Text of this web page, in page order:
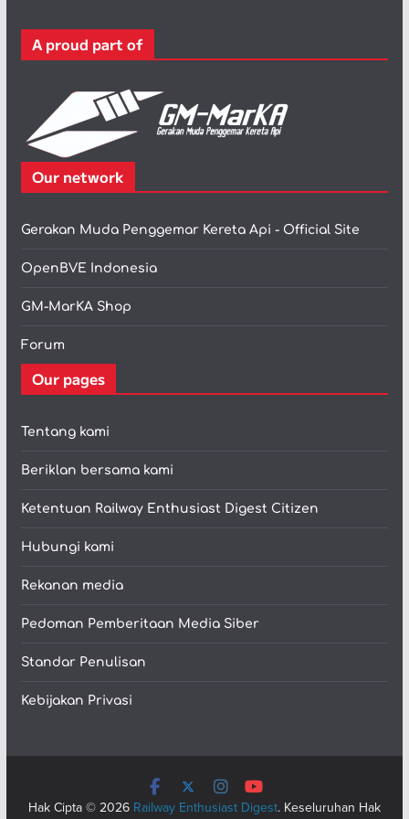
r
A proud part of
Our network
Gerakan Muda Penggemar Kereta Api - Official Site
OpenBVE Indonesia
GM-MarKA Shop
Forum
Our pages
Tentang kami
Beriklan bersama kami
Ketentuan Railway Enthusiast Digest Citizen
Hubungi kami
Rekanan media
Pedoman Pemberitaan Media Siber
Standar Penulisan
Kebijakan Privasi
Hak Cipta © 2026 Railway Enthusiast Digest. Keseluruhan Hak